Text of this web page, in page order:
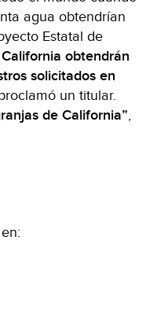
agua obtendrían
Estatal de
obtendrán
solicitados en
un titular.
de California”,